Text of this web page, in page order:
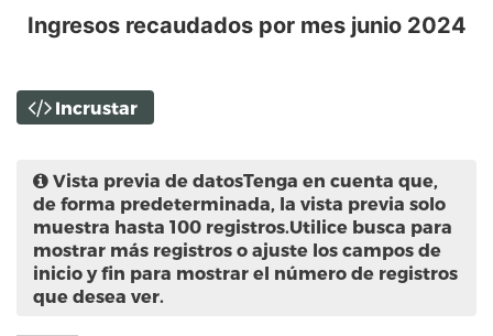
Ingresos recaudados por mes junio 2024
Incrustar
Vista previa de datosTenga en cuenta que,
de forma predeterminada, la vista previa solo
muestra hasta 100 registros.Utilice busca para
mostrar más registros o ajuste los campos de
inicio y fin para mostrar el número de registros
que desea ver.